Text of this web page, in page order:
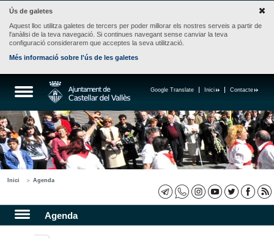
Ús de galetes
Aquest lloc utilitza galetes de tercers per poder millorar els nostres serveis a partir de
l'anàlisi de la teva navegació. Si continues navegant sense canviar la teva
configuració considerarem que acceptes la seva utilització.
Més informació sobre l'ús de les galetes
Contacte
Inici
Google Translate
Inici Agenda
Agenda